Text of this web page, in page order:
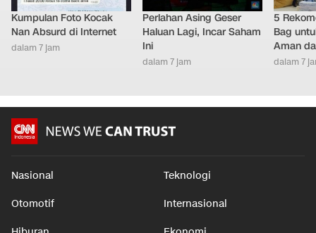
Perlahan Asing Geser
5
Nasional Teknologi